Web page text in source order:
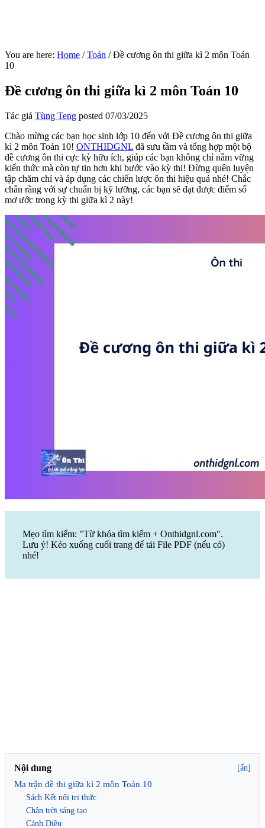
You are here: Home / Toán /Đề cương ôn thi giữa kì 2 môn Toán
10
Đề cương ôn thi giữa kì 2 môn Toán 10
Tác giả Tùng Teng posted 07/03/2025
Chào mừng các bạn học sinh lớp 10 đến với Đề cương ôn thi giữa
kì 2 môn Toán 10! ONTHIDGNL đã sưu tầm và tổng hợp một bộ
đề cương ôn thi cực kỳ hữu ích, giúp các bạn không chỉ nắm vững
kiến thức mà còn tự tin hơn khi bước vào kỳ thi! Đừng quên luyện
tập chăm chỉ và áp dụng các chiến lược ôn thi hiệu quả nhé! Chắc
chắn rằng với sự chuẩn bị kỹ lưỡng, các bạn sẽ đạt được điểm số
mơ ước trong kỳ thi giữa kì 2 này!
Mẹo tìm kiếm: "Từ khóa tìm kiếm + Onthidgnl.com".
Lưu ý! Kéo xuống cuối trang để tải File PDF (nếu có)
nhé!
Nội dung [ẩn]
Ma trận đề thi giữa kì 2 môn Toán 10
Sách Kết nối tri thức
Chân trời sáng tạo
Cánh Diều